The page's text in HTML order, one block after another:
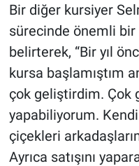
Bir diğer kursiyer
sürecinde önemli
belirterek, “Bir yıl
kursa başlamıştım
çok geliştirdim. Çok
yapabiliyorum.
çiçekleri
Ayrıca satışını